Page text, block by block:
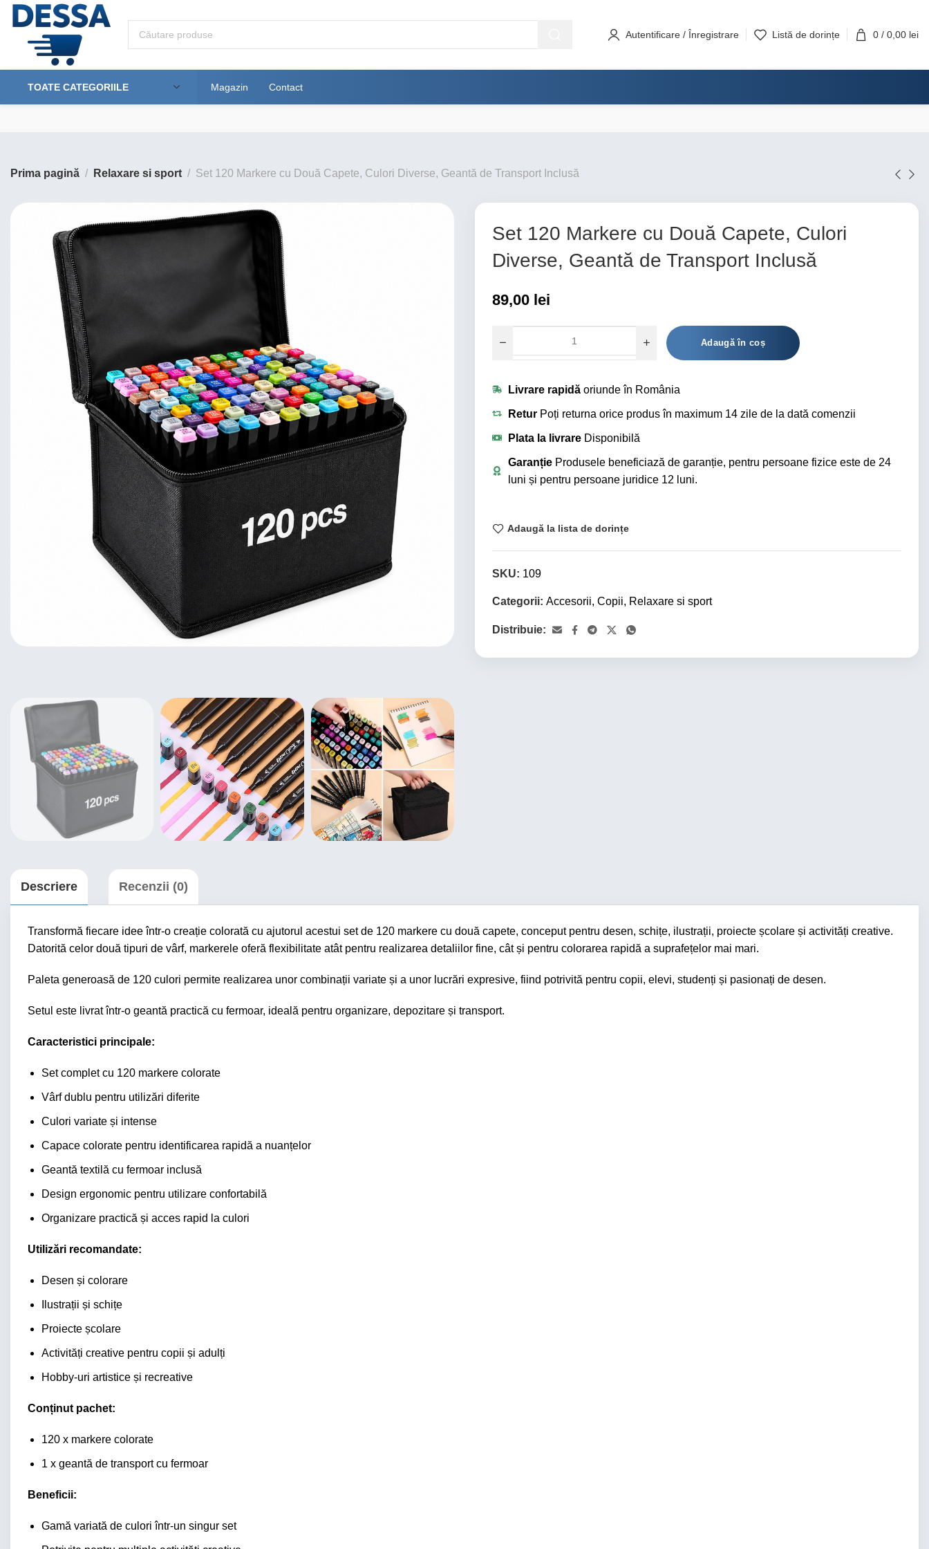
Autentificare / Înregistrare Listă de dorințe 0 / 0,00 lei
TOATE CATEGORIILE Magazin Contact
Prima pagină Relaxare si sport Set 120 Markere cu Două Capete, Culori Diverse, Geantă de Transport Inclusă
Set 120 Markere cu Două Capete, Culori
Diverse, Geantă de Transport Inclusă
89,00 lei
Adaugă în coș
Livrare rapidăoriunde în România
ReturPoți returna orice produs în maximum 14 zile de la dată comenzii
Plata la livrareDisponibilă
Garanție Produsele beneficiază de garanție, pentru persoane fizice este de 24
luni și pentru persoane juridice 12 luni.
Adaugă la lista de dorințe
SKU: 109
Categorii: Accesorii, Copii, Relaxare si sport
Distribuie:
Descriere Recenzii (0)
Transformă fiecare idee într-o creație colorată cu ajutorul acestui set de 120 markere cu două capete, conceput pentru desen, schițe, ilustrații, proiecte școlare și activități creative.
Datorită celor două tipuri de vârf, markerele oferă flexibilitate atât pentru realizarea detaliilor fine, cât și pentru colorarea rapidă a suprafețelor mai mari.
Paleta generoasă de 120 culori permite realizarea unor combinații variate și a unor lucrări expresive, fiind potrivită pentru copii, elevi, studenți și pasionați de desen.
Setul este livrat într-o geantă practică cu fermoar, ideală pentru organizare, depozitare și transport.
Caracteristici principale:
Set complet cu 120 markere colorate
Vârf dublu pentru utilizări diferite
Culori variate și intense
Capace colorate pentru identificarea rapidă a nuanțelor
Geantă textilă cu fermoar inclusă
Design ergonomic pentru utilizare confortabilă
Organizare practică și acces rapid la culori
Utilizări recomandate:
Desen și colorare
Ilustrații și schițe
Proiecte școlare
Activități creative pentru copii și adulți
Hobby-uri artistice și recreative
Conținut pachet:
120 x markere colorate
1 x geantă de transport cu fermoar
Beneficii:
Gamă variată de culori într-un singur set